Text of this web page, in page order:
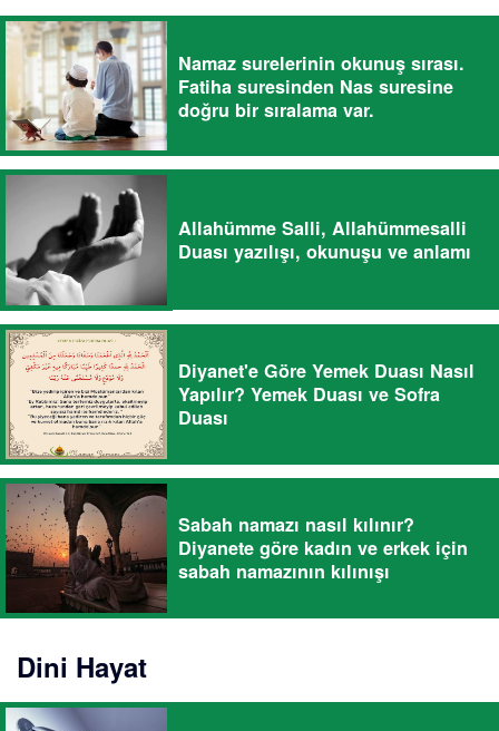
Namaz surelerinin okunuş sırası.
Fatiha suresinden Nas suresine
doğru bir sıralama var.
Allahümme Salli, Allahümmesalli
Duası yazılışı, okunuşu ve anlamı
Diyanet'e Göre Yemek Duası Nasıl
Yapılır? Yemek Duası ve Sofra
Duası
Sabah namazı nasıl kılınır?
Diyanete göre kadın ve erkek için
sabah namazının kılınışı
Dini Hayat